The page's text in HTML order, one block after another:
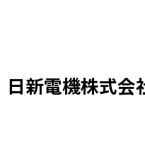
日新電機株式会